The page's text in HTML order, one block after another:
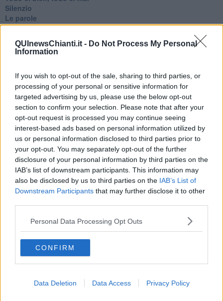
QUInewsChianti.it - Do Not Process My Personal
Information
If you wish to opt-out of the sale, sharing to third parties, or
processing of your personal or sensitive information for
targeted advertising by us, please use the below opt-out
section to confirm your selection. Please note that after your
opt-out request is processed you may continue seeing
interest-based ads based on personal information utilized by
us or personal information disclosed to third parties prior to
your opt-out. You may separately opt-out of the further
disclosure of your personal information by third parties on the
IAB’s list of downstream participants. This information may
also be disclosed by us to third parties on the IAB’s List of
Downstream Participants that may further disclose it to other
Personal Data Processing Opt Outs
CONFIRM
Data Deletion Data Access Privacy Policy
Silenzio
Le parole
​L’Australiana
Vita & morte
Auguri
Passanti
Continuando, la nonna e il carretto
Metaverso smart
Fiamme
Anzi
Confessioni autoreferenziali
Utopie
Estate
Il lago
Il diluvio
La classe
Pensieri incoerenti
Insomnia
Il guardiano
Lo sgombero
Erodoto e Tucidide
Il padre della storia
Pensieri brevi
L'evoluzione della specie
Riflessioni